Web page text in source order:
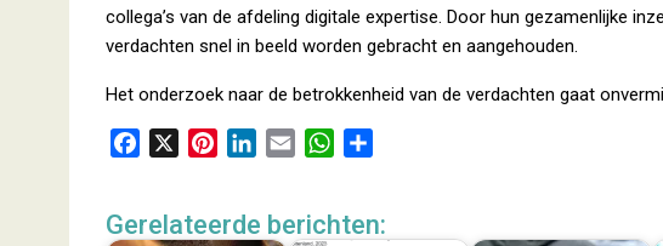
collega’s van de afdeling digitale expertise. Door hun gezamenlijke
verdachten snel in beeld worden gebracht en aangehouden.
Het onderzoek naar de betrokkenheid van de verdachten gaat
e
t
k
i
W
t
e
Gerelateerde berichten: